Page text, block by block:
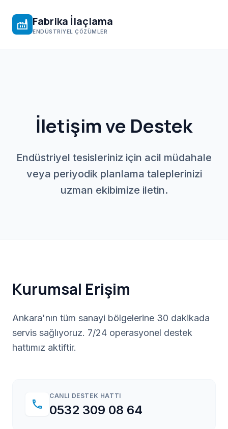
factory Fabrika İlaçlama
ENDÜSTRIYEL ÇÖZÜMLER
İletişim ve Destek
Endüstriyel tesisleriniz için acil müdahale
veya periyodik planlama taleplerinizi
uzman ekibimize iletin.
Kurumsal Erişim
Ankara'nın tüm sanayi bölgelerine 30 dakikada
servis sağlıyoruz. 7/24 operasyonel destek
hattımız aktiftir.
call
CANLI DESTEK HATTI
0532 309 08 64